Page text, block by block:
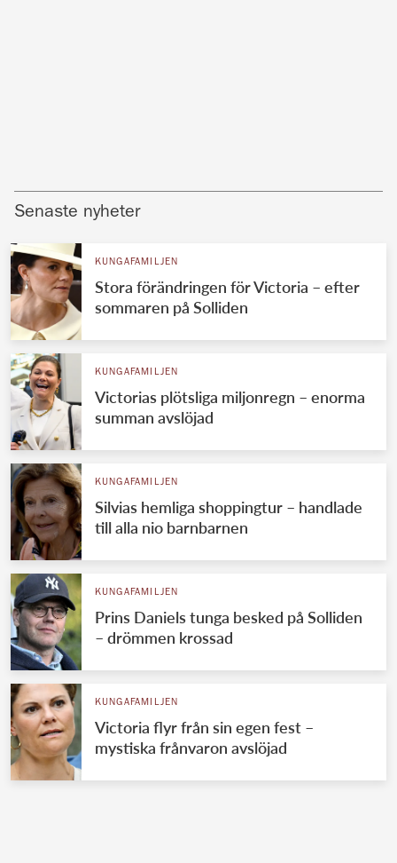
Senaste nyheter
KUNGAFAMILJEN
Stora förändringen för Victoria – efter
sommaren på Solliden
KUNGAFAMILJEN
Victorias plötsliga miljonregn – enorma
summan avslöjad
KUNGAFAMILJEN
Silvias hemliga shoppingtur – handlade
till alla nio barnbarnen
KUNGAFAMILJEN
Prins Daniels tunga besked på Solliden
– drömmen krossad
KUNGAFAMILJEN
Victoria flyr från sin egen fest –
mystiska frånvaron avslöjad